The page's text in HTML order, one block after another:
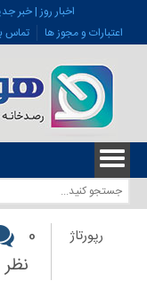
اخبار روز | خبر
اعتبارات و مجوز ها
تماس
رپورتاژ
0
نظر